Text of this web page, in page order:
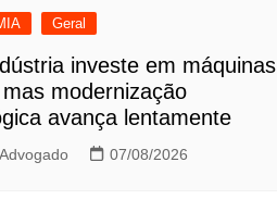
Geral
investe em máquinas
modernização
avança lentamente
07/08/2026